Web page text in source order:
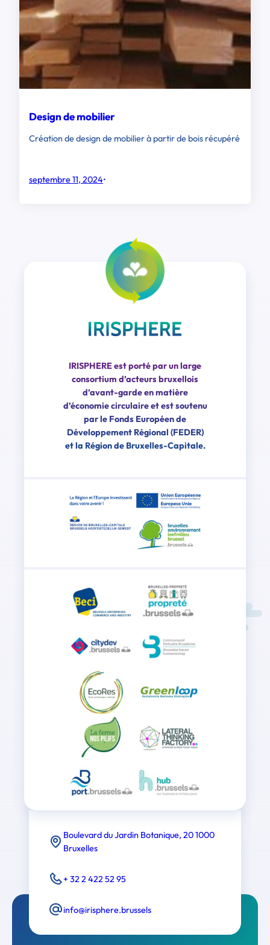
Design de mobilier
Création de design de mobilier à partir de bois récupéré
septembre 11, 2024•
IRISPHERE est porté par un large
consortium d’acteurs bruxellois
d’avant-garde en matière
d’économie circulaire et est soutenu
par le Fonds Européen de
Développement Régional (FEDER)
et la Région de Bruxelles-Capitale.
Boulevard du Jardin Botanique, 20 1000
Bruxelles
+ 32 2 422 52 95
info@irisphere.brussels